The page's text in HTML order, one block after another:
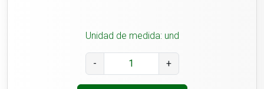
Unidad de medida: und
- +